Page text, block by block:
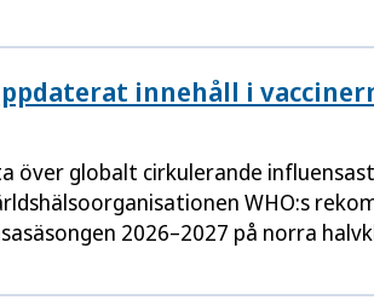
innehåll i
över globalt cirkulerande
WHO:s
2026–2027 på norra